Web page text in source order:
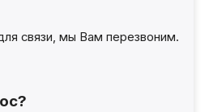
связи, мы Вам перезвоним.